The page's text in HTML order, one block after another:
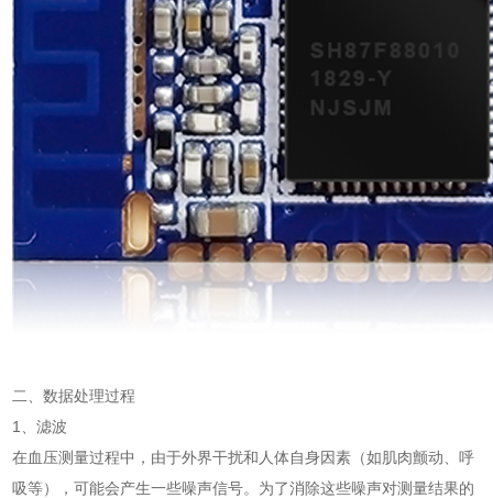
二、数据处理过程
1、滤波
在血压测量过程中，由于外界干扰和人体自身因素（如肌肉颤动、呼
吸等），可能会产生一些噪声信号。为了消除这些噪声对测量结果的